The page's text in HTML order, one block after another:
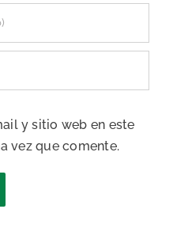
y sitio web en este
vez que comente.